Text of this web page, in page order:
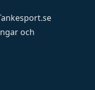
och